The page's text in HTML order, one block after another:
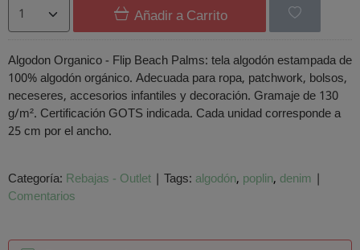
Añadir a Carrito
Algodon Organico - Flip Beach Palms: tela algodón estampada de
100% algodón orgánico. Adecuada para ropa, patchwork, bolsos,
neceseres, accesorios infantiles y decoración. Gramaje de 130
g/m². Certificación GOTS indicada. Cada unidad corresponde a
25 cm por el ancho.
Categoría: Rebajas - Outlet | Tags: algodón poplin denim |
Comentarios